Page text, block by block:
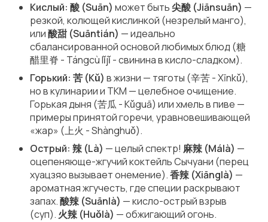
Кислый: 酸 (Suān) может быть尖酸 (Jiānsuān) —
резкой, колющейкислинкой (незрелый манго),
или酸甜 (Suāntián) —идеально
сбалансированнойосновой любимых блюд (糖
醋里脊 - Tángcù lǐjǐ - свинина в кисло-сладком).
Горький: 苦 (Kǔ) в жизни — тяготы (辛苦 - Xīnkǔ),
но в кулинарии и ТКМ —целебное очищение.
Горькая дыня (苦瓜 - Kǔguā) или хмель в пиве —
примеры принятой горечи, уравновешивающей
«жар» (上火 - Shànghuǒ).
Острый: 辣 (Là) — целый спектр! 麻辣 (Málà) —
оцепеняюще-жгучийкоктейль Сычуани (перец
хуацзяо вызывает онемение).香辣 (Xiānglà) —
ароматная жгучесть, где специи раскрывают
запах.酸辣 (Suānlà) —кисло-острыйвзрыв
(суп). 火辣 (Huǒlà) —обжигающийогонь.